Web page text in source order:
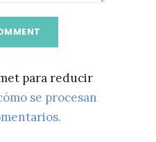
para reducir
se procesan